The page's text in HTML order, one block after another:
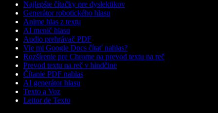
Najlepšie čítačky pre dyslektikov
Generátor robotického hlasu
Anime hlas z textu
AI menič hlasu
Audio prehrávač PDF
Vie mi Google Docs čítať nahlas?
Rozšírenie pre Chrome na prevod textu na reč
Prevod textu na reč v hindčine
Čítanie PDF nahlas
AI generátor hlasu
Texto a Voz
Leitor de Texto